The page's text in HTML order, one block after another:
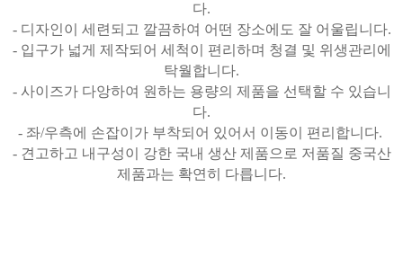
다.
- 디자인이 세련되고 깔끔하여 어떤 장소에도 잘 어울립니다.
- 입구가 넓게 제작되어 세척이 편리하며 청결 및 위생관리에
탁월합니다.
- 사이즈가 다앙하여 원하는 용량의 제품을 선택할 수 있습니
다.
- 좌/우측에 손잡이가 부착되어 있어서 이동이 편리합니다.
- 견고하고 내구성이 강한 국내 생산 제품으로 저품질 중국산
제품과는 확연히 다릅니다.